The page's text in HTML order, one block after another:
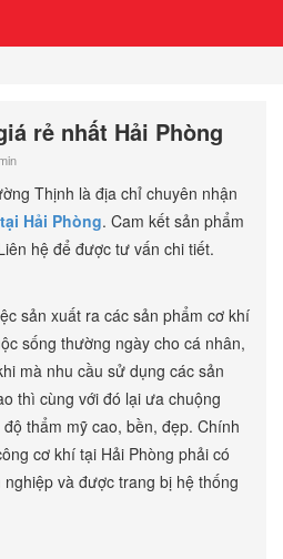
rẻ nhất Hải Phòng
Thịnh là địa chỉ chuyên nhận
Hải Phòng. Cam kết sản phẩm
hệ để được tư vấn chi tiết.
sản xuất ra các sản phẩm cơ khí
sống thường ngày cho cá nhân,
mà nhu cầu sử dụng các sản
thì cùng với đó lại ưa chuộng
thẩm mỹ cao, bền, đẹp. Chính
cơ khí tại Hải Phòng phải có
và được trang bị hệ thống